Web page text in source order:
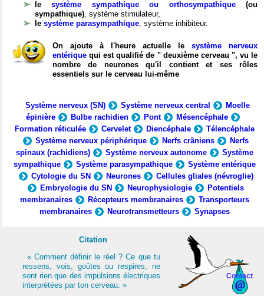
lesystème sympathique ou orthosympathique(ou
sympathique), système stimulateur,
le système parasympathique, système inhibiteur.
On ajoute à l'heure actuelle le système nerveux
entérique qui est qualifié de " deuxième cerveau ", vu le
nombre de neurones qu'il contient et ses rôles
essentiels sur le cerveau lui-même
Système nerveux (SN) Système nerveux central
Moelle
épinière
Bulbe rachidien Pont
Mésencéphale
Formation réticulée
Cervelet Diencéphale
Télencéphale
Système nerveux périphérique
Nerfs crâniens
Nerfs
spinaux (rachidiens)
Système nerveux autonome
Système
sympathique
Système parasympathique
Système entérique
Cytologie du SN
Neurones
Cellules gliales (névroglie)
Embryologie du SN
Neurophysiologie
Potentiels
membranaires
Récepteurs membranaires
Transporteurs
membranaires
Neurotransmetteurs Synapses
Contact
Citation
« Comment définir le réel ? Ce que tu
ressens, vois, goûtes ou respires, ne
sont rien que des impulsions électriques
interprétées par ton cerveau. »